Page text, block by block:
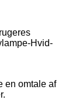
Hvid-
en omtale af